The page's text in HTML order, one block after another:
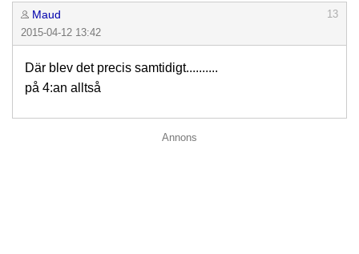
Maud
13
2015-04-12 13:42
Där blev det precis samtidigt..........
på 4:an alltså
Annons